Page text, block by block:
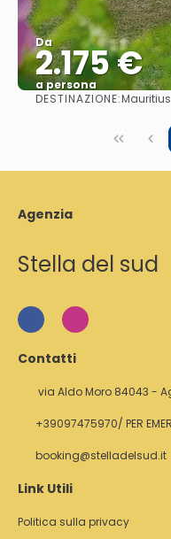
Da
2.175 €
a persona
DESTINAZIONE:Mauritius
Agenzia
Stella del sud
Contatti
via Aldo Moro 84043 -
+39097475970/ PER
booking@stelladelsud.it
Link Utili
Politica sulla privacy